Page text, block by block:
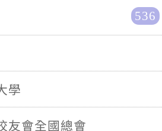
536
學
友會全國總會